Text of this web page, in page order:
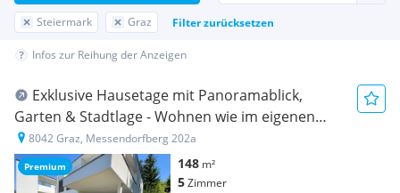
Steiermark Graz Filter zurücksetzen
Infos zur Reihung der Anzeigen
Premium
Exklu­sive Hause­tage mit Panora­ma­blick,
Garten & Stadt­lage - Wohnen wie im eigenen
Haus"
8042 Graz, Messendorfberg 202a
148 m²
5Zimmer